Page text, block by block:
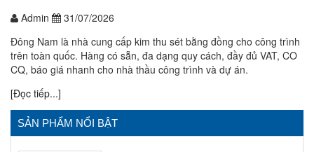
Admin
31/07/2026
Đông Nam là nhà cung cấp kim thu sét bằng đồng cho công trình
trên toàn quốc. Hàng có sẵn, đa dạng quy cách, đầy đủ VAT, CO
CQ, báo giá nhanh cho nhà thầu công trình và dự án.
[Đọc tiếp...]
SẢN PHẨM NỔI BẬT